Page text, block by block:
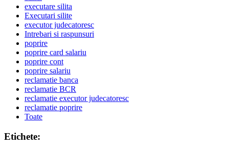
executare silita
Executari silite
executor judecatoresc
Intrebari si raspunsuri
poprire
poprire card salariu
poprire cont
poprire salariu
reclamatie banca
reclamatie BCR
reclamatie executor judecatoresc
reclamatie poprire
Toate
Etichete: